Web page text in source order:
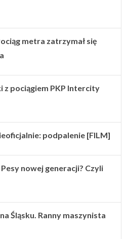
metra zatrzymał się
z pociągiem PKP Intercity
podpalenie [FILM]
nowej generacji? Czyli
Śląsku. Ranny maszynista